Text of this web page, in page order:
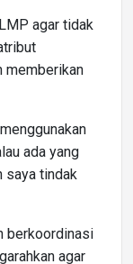
agar tidak
memberikan
ada yang
saya tindak
berkoordinasi
agar